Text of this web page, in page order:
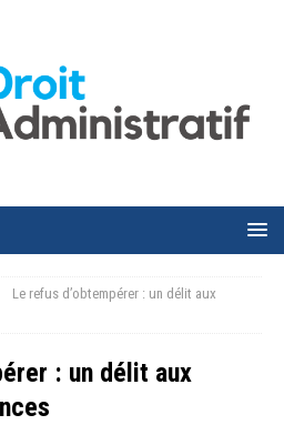
Le refus d’obtempérer : un délit aux
: un délit aux